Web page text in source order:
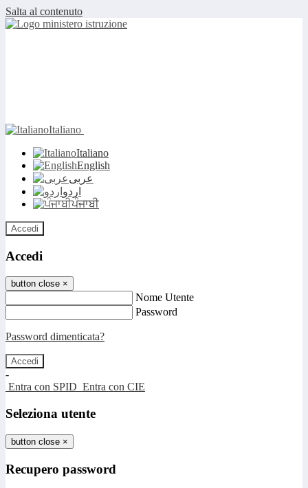
Salta al contenuto
Italiano
Italiano
English
عربى
اردو
ਪੰਜਾਬੀ
Accedi
Accedi
button close ×
Nome Utente
Password
Password dimenticata?
-
Entra con SPID Entra con CIE
Seleziona utente
button close ×
Recupero password